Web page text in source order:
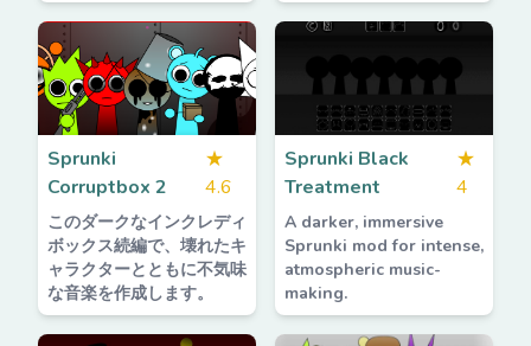
Sprunki
Corruptbox 2
★
4.6
このダークなインクレディ
ボックス続編で、壊れたキ
ャラクターとともに不気味
な音楽を作成します。
Sprunki Black
Treatment
★
4
A darker, immersive
Sprunki mod for intense,
atmospheric music-
making.